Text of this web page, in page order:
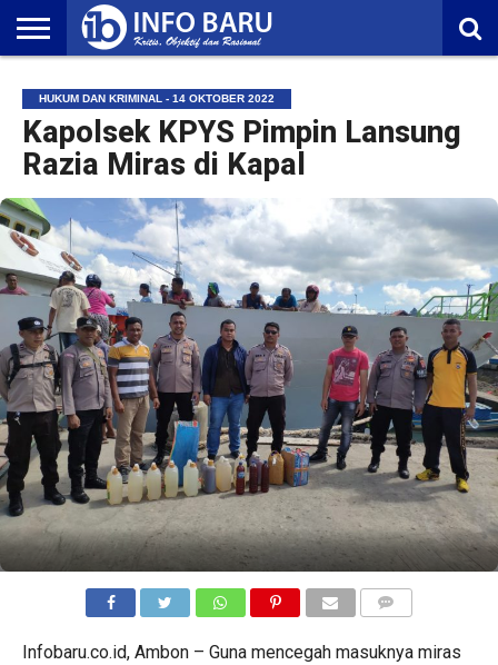
NASIONAL
AMBONIA
MALUKU
EKONOMI
POLITIK
OLAHRAGA
LIFESTYLE
REDAKSI
HUKUM DAN KRIMINAL - 14 OKTOBER 2022
Kapolsek KPYS Pimpin Lansung
Razia Miras di Kapal
Infobaru.co.id, Ambon – Guna mencegah masuknya miras